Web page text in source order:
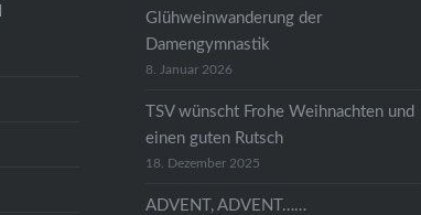
Glühweinwanderung der
Damengymnastik
8. Januar 2026
TSV wünscht Frohe Weihnachten und
einen guten Rutsch
18. Dezember 2025
ADVENT, ADVENT……